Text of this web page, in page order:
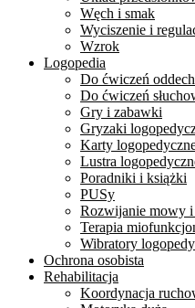
Węch i smak
Wyciszenie i
Wzrok
Logopedia
Do ćwiczeń
Do ćwiczeń
Gry i zabawki
Gryzaki
Karty
Lustra
Poradniki i książki
PUSy
Rozwijanie mowy i
Terapia
Wibratory
Ochrona osobista
Rehabilitacja
Koordynacja